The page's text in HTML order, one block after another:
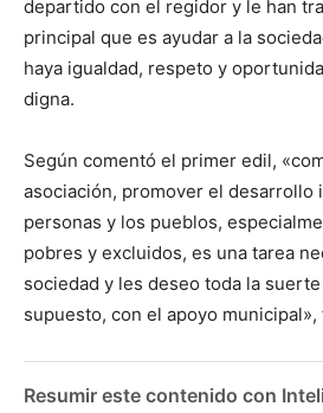
departido con el regidor y le han
principal que es ayudar a la
haya igualdad, respeto y
digna.
Según comentó el primer edil,
asociación, promover el desarrollo
personas y los pueblos,
pobres y excluidos, es una tarea
sociedad y les deseo toda la
supuesto, con el apoyo municipal»,
Resumir este contenido con